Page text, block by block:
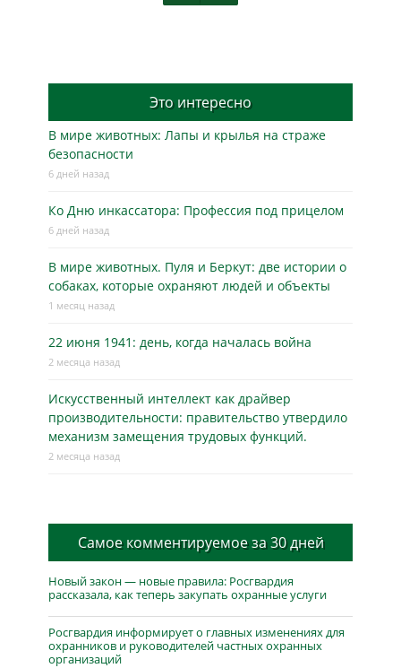
Это интересно
В мире животных: Лапы и крылья на страже
безопасности
6 дней назад
Ко Дню инкассатора: Профессия под прицелом
6 дней назад
В мире животных. Пуля и Беркут: две истории о
собаках, которые охраняют людей и объекты
1 месяц назад
22 июня 1941: день, когда началась война
2 месяца назад
Искусственный интеллект как драйвер
производительности: правительство утвердило
механизм замещения трудовых функций.
2 месяца назад
Самое комментируемое за 30 дней
Новый закон — новые правила: Росгвардия
рассказала, как теперь закупать охранные услуги
Росгвардия информирует о главных изменениях для
охранников и руководителей частных охранных
организаций